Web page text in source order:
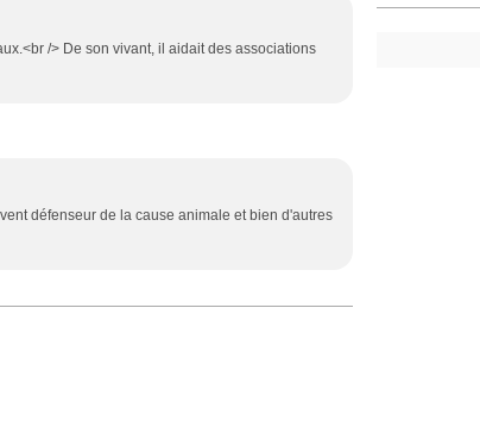
/> De son vivant, il aidait des associations
défenseur de la cause animale et bien d'autres